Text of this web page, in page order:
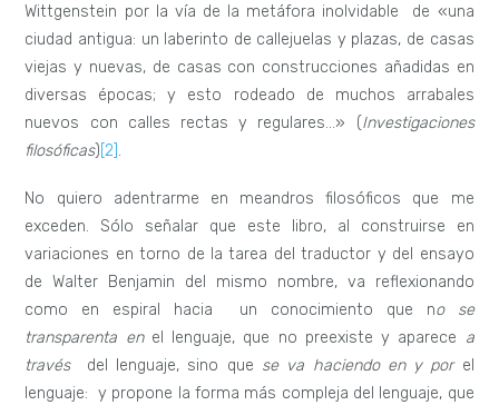
Wittgenstein por la vía de la metáfora inolvidable de «una
ciudad antigua: un laberinto de callejuelas y plazas, de casas
viejas y nuevas, de casas con construcciones añadidas en
diversas épocas; y esto rodeado de muchos arrabales
nuevos con calles rectas y regulares…» (Investigaciones
filosóficas) [2] .
No quiero adentrarme en meandros filosóficos que me
exceden. Sólo señalar que este libro, al construirse en
variaciones en torno de la tarea del traductor y del ensayo
de Walter Benjamin del mismo nombre, va reflexionando
como en espiral hacia un conocimiento que no se
transparenta en el lenguaje, que no preexiste y aparece a
través
del lenguaje, sino que se va haciendo en y porel
lenguaje: y propone la forma más compleja del lenguaje, que